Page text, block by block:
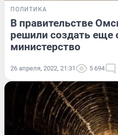
ПОЛИТИКА
В правительстве
решили создать еще
министерство
26 апреля, 2022, 21:31 5 694